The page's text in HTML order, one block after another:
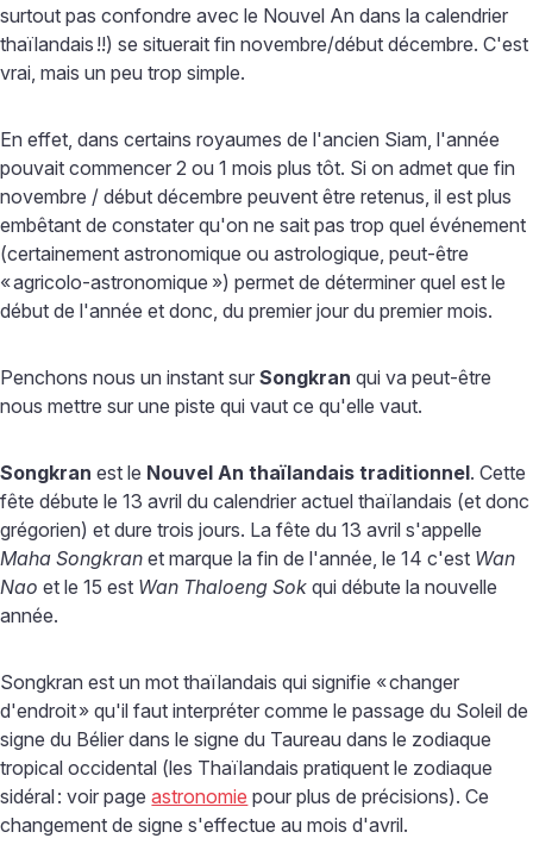
surtout pas confondre avec le Nouvel An dans la calendrier
thaïlandais !!) se situerait fin novembre/début décembre. C'est
vrai, mais un peu trop simple.
En effet, dans certains royaumes de l'ancien Siam, l'année
pouvait commencer 2 ou 1 mois plus tôt. Si on admet que fin
novembre / début décembre peuvent être retenus, il est plus
embêtant de constater qu'on ne sait pas trop quel événement
(certainement astronomique ou astrologique, peut-être
«agricolo-astronomique ») permet de déterminer quel est le
début de l'année et donc, du premier jour du premier mois.
Penchons nous un instant sur Songkran qui va peut-être
nous mettre sur une piste qui vaut ce qu'elle vaut.
Songkran est le Nouvel An thaïlandais traditionnel. Cette
fête débute le 13 avril du calendrier actuel thaïlandais (et donc
grégorien) et dure trois jours. La fête du 13 avril s'appelle
Maha Songkran et marque la fin de l'année, le 14 c'est Wan
Nao et le 15 est Wan Thaloeng Sok qui débute la nouvelle
année.
Songkran est un mot thaïlandais qui signifie «changer
d'endroit» qu'il faut interpréter comme le passage du Soleil de
signe du Bélier dans le signe du Taureau dans le zodiaque
tropical occidental (les Thaïlandais pratiquent le zodiaque
sidéral: voir pageastronomie pour plus de précisions). Ce
changement de signe s'effectue au mois d'avril.